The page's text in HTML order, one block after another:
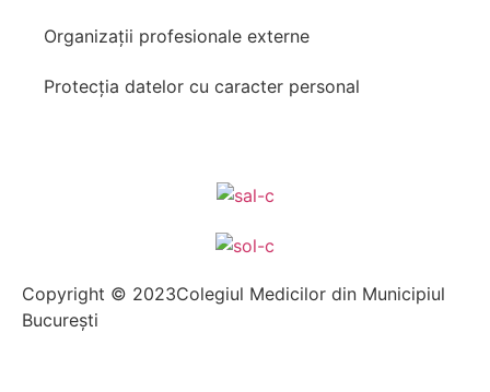
Copyright © 2023Colegiul Medicilor din Municipiul
București
Organizații profesionale externe
Protecția datelor cu caracter personal